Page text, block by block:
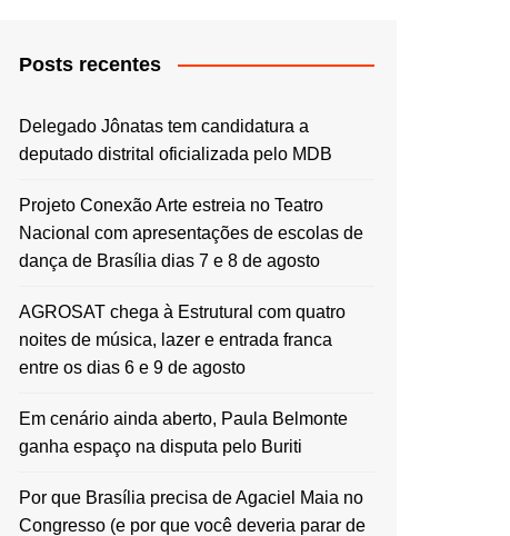
Posts recentes
Delegado Jônatas tem candidatura a
deputado distrital oficializada pelo MDB
Projeto Conexão Arte estreia no Teatro
Nacional com apresentações de escolas de
dança de Brasília dias 7 e 8 de agosto
AGROSAT chega à Estrutural com quatro
noites de música, lazer e entrada franca
entre os dias 6 e 9 de agosto
Em cenário ainda aberto, Paula Belmonte
ganha espaço na disputa pelo Buriti
Por que Brasília precisa de Agaciel Maia no
Congresso (e por que você deveria parar de